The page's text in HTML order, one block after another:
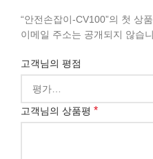
“안전손잡이-CV100”의 첫 상
이메일 주소는 공개되지 않습
고객님의 평점
고객님의 상품평 *